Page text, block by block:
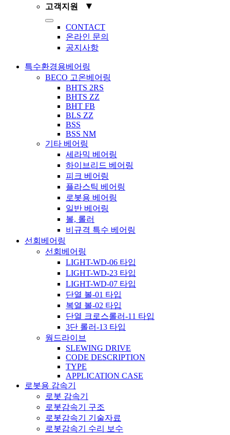
고객지원
▼
Toggle
Navigation
CONTACT
온라인 문의
공지사항
특수환경용베어링
BECO 고온베어링
BHTS 2RS
BHTS ZZ
BHT FB
BLS ZZ
BSS
BSS NM
기타 베어링
세라믹 베어링
하이브리드 베어링
피크 베어링
플라스틱 베어링
로봇용 베어링
일반 베어링
볼, 롤러
비규격 특수 베어링
선회베어링
선회베어링
LIGHT-WD-06 타입
LIGHT-WD-23 타입
LIGHT-WD-07 타입
단열 볼-01 타입
복열 볼-02 타입
단열 크로스롤러-11 타입
3단 롤러-13 타입
웜드라이브
SLEWING DRIVE
CODE DESCRIPTION
TYPE
APPLICATION CASE
로봇용 감속기
로봇 감속기
로봇감속기 구조
로봇감속기 기술자료
로봇감속기 수리 보수